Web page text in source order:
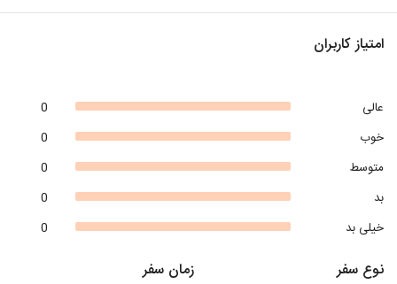
امتیاز کاربران
0
عالی
0
خوب
0
متوسط
0
بد
0
خیلی بد
زمان سفر نوع سفر